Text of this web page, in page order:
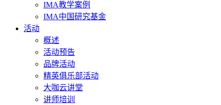
IMA教学案例
IMA中国研究基金
活动
概述
活动预告
品牌活动
精英俱乐部活动
大咖云讲堂
讲师培训